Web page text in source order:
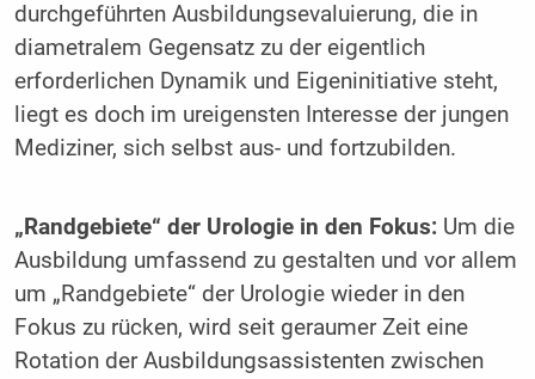
durchgeführten Ausbildungsevaluierung, die in
diametralem Gegensatz zu der eigentlich
erforderlichen Dynamik und Eigeninitiative steht,
liegt es doch im ureigensten Interesse der jungen
Mediziner, sich selbst aus- und fortzubilden.
„Randgebiete“ der Urologie in den Fokus:Um die
Ausbildung umfassend zu gestalten und vor allem
um „Randgebiete“ der Urologie wieder in den
Fokus zu rücken, wird seit geraumer Zeit eine
Rotation der Ausbildungsassistenten zwischen